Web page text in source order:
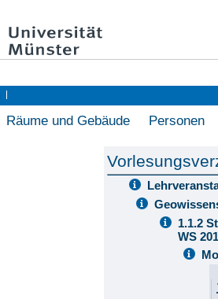
Räume und Gebäude Personen
1.1.2
WS